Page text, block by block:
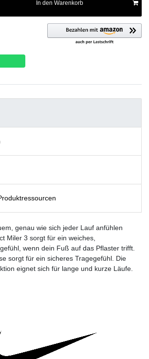
In den Warenkorb
genau wie sich jeder Lauf anfühlen
Miler 3 sorgt für ein weiches,
wenn dein Fuß auf das Pflaster trifft.
sorgt für ein sicheres Tragegefühl. Die
eignet sich für lange und kurze Läufe.